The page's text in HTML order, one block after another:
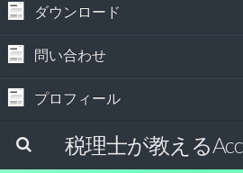
ダウンロード
問い合わせ
プロフィール